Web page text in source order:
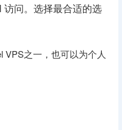
问。选择最合适的选
VPS之一，也可以为个人